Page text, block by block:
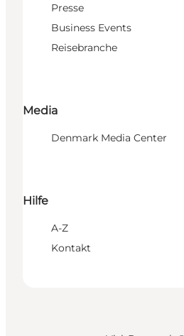
Presse
Business Events
Reisebranche
Media
Denmark Media Center
Hilfe
A-Z
Kontakt